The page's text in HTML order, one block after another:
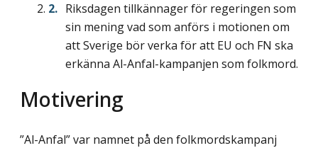
Riksdagen tillkännager för regeringen som
sin mening vad som anförs i motionen om
att Sverige bör verka för att EU och FN ska
erkänna Al-Anfal-kampanjen som folkmord.
Motivering
”Al-Anfal” var namnet på den folkmordskampanj